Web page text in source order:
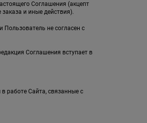
Соглашения (акцепт
и иные действия).
Пользователь не согласен с
Соглашения вступает в
работе Сайта, связанные с